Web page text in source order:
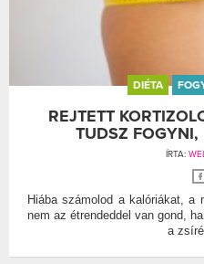
DIÉTA
REJTETT
TUDSZ
ÍRTA:
Hiába számolod a kalóriákat, a
nem az étrendeddel van gond,
a